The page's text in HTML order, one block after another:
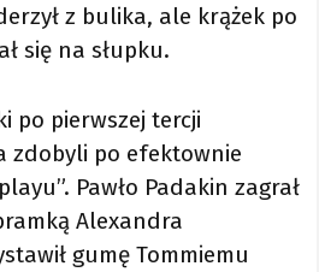
z bulika, ale krążek po
się na słupku.
po pierwszej tercji
zdobyli po efektownie
Pawło Padakin zagrał
Alexandra
gumę Tommiemu